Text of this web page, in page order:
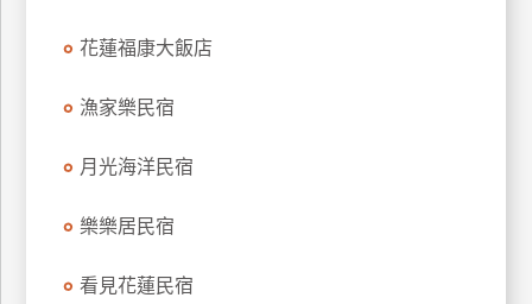
花蓮福康大飯店
漁家樂民宿
月光海洋民宿
樂樂居民宿
看見花蓮民宿